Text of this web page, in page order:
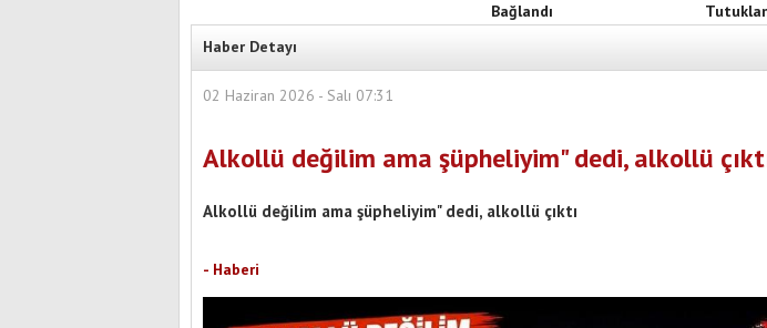
Bağlandı
Haber Detayı
02 Haziran 2026 - Salı 07:31
Alkollü değilim ama şüpheliyim" dedi, alkollü
Alkollü değilim ama şüpheliyim" dedi, alkollü çıktı
- Haberi
Uzman Onbaşı Hikmet Zengin Parkı